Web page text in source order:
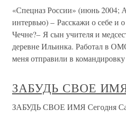
«Спецназ России» (июнь 2004;
интервью) – Расскажи о себе и
Чечне?– Я сын учителя и
деревне Ильинка. Работал в
меня отправили в
ЗАБУДЬ СВОЕ
ЗАБУДЬ СВОЕ ИМЯ Сегодня